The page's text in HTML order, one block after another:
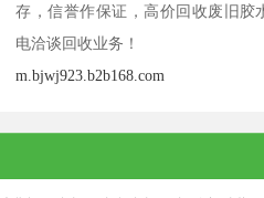
存，信誉作保证，高价回收废旧胶
电洽谈回收业务！
m.bjwj923.b2b168.com